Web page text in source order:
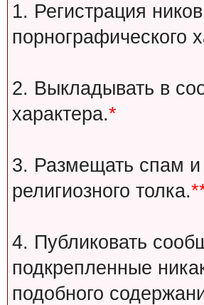
1. Регистрация
порнографического
2. Выкладывать в
характера.*
3. Размещать спам и
религиозного толка.
4. Публиковать
подкрепленные
подобного